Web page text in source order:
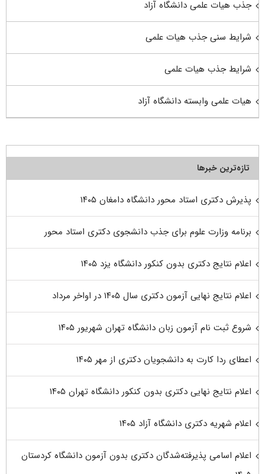
جذب هیات علمی دانشگاه آزاد
شرایط سنی جذب هیات علمی
شرایط جذب هیات علمی
هیات علمی وابسته دانشگاه آزاد
تازه‌ترین خبرها
پذیرش دکتری استاد محور دانشگاه دامغان ۱۴۰۵
برنامه وزارت علوم برای جذب دانشجوی دکتری استاد محور
اعلام نتایج دکتری بدون کنکور دانشگاه یزد ۱۴۰۵
اعلام نتایج نهایی آزمون دکتری سال ۱۴۰۵ در اواخر مرداد
شروع ثبت نام آزمون زبان دانشگاه تهران شهریور ۱۴۰۵
اعطای ردا کارت به دانشجویان دکتری از مهر ۱۴۰۵
اعلام نتایج نهایی دکتری بدون کنکور دانشگاه تهران ۱۴۰۵
اعلام شهریه دکتری دانشگاه آزاد ۱۴۰۵
اعلام اسامی پذیرفته‌شدگان دکتری بدون آزمون دانشگاه کردستان